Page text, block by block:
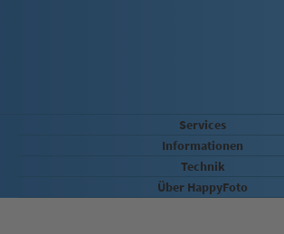
Services
Informationen
Technik
Über HappyFoto